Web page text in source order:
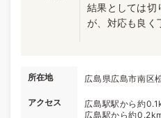
結果としては切
が、対応も良く
所在地 広島県広島市南区
アクセス
広島駅駅から約
広島駅から約